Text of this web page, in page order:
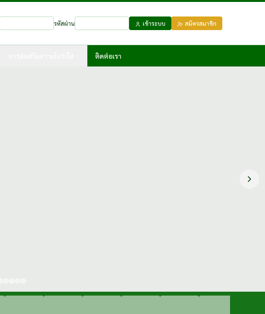
รหัสผ่าน เข้าระบบ สมัครสมาชิก
ติดต่อเรา